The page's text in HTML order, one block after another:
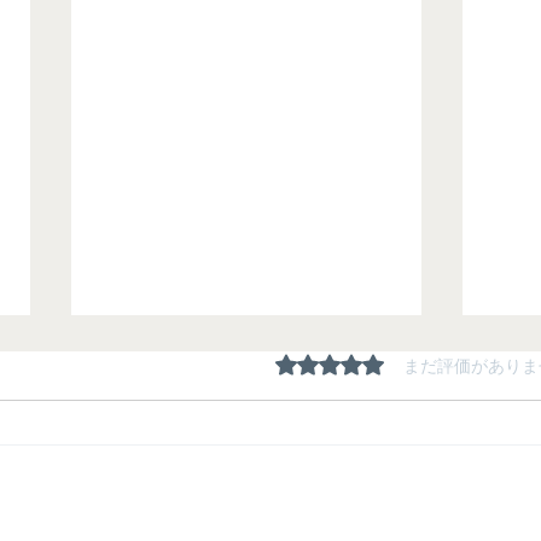
5つ星のうち0と評価されて
まだ評価があり